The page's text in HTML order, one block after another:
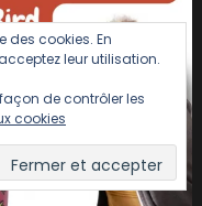
des cookies. En
leur utilisation.
de contrôler les
cookies